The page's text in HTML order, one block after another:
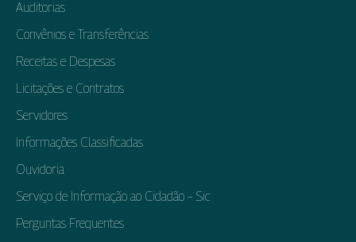
Auditorias
Convênios e Transferências
Receitas e Despesas
Licitações e Contratos
Servidores
Informações Classificadas
Ouvidoria
Serviço de Informação ao Cidadão – Sic
Perguntas Frequentes